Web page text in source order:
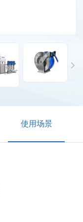
使用场景